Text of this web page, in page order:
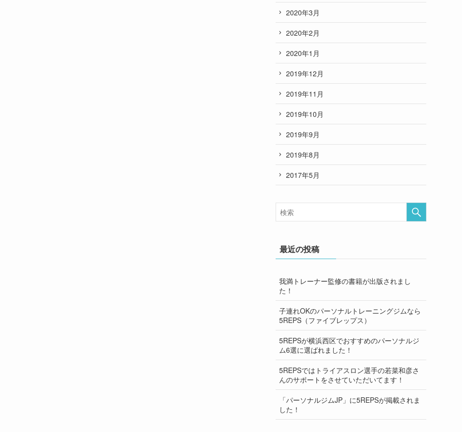
2020年3月
2020年2月
2020年1月
2019年12月
2019年11月
2019年10月
2019年9月
2019年8月
2017年5月
最近の投稿
我満トレーナー監修の書籍が出版されまし
た！
子連れOKのパーソナルトレーニングジムなら
5REPS（ファイブレップス）
5REPSが横浜西区でおすすめのパーソナルジ
ム6選に選ばれました！
5REPSではトライアスロン選手の若菜和彦さ
んのサポートをさせていただいてます！
「パーソナルジムJP」に5REPSが掲載されま
した！